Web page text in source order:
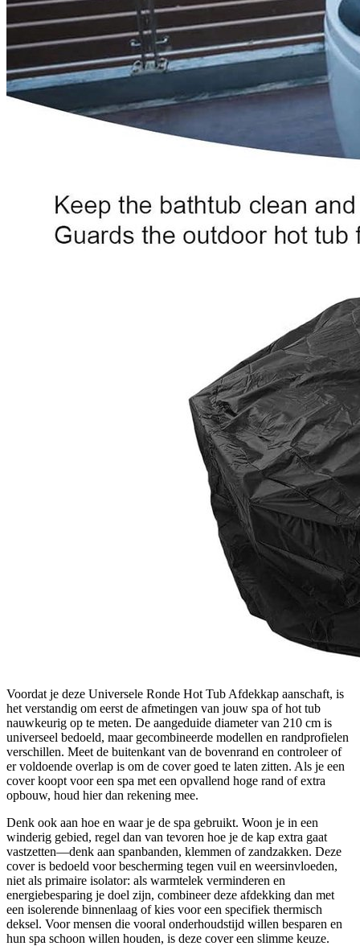
Voordat je deze Universele Ronde Hot Tub Afdekkap aanschaft, is
het verstandig om eerst de afmetingen van jouw spa of hot tub
nauwkeurig op te meten. De aangeduide diameter van 210 cm is
universeel bedoeld, maar gecombineerde modellen en randprofielen
verschillen. Meet de buitenkant van de bovenrand en controleer of
er voldoende overlap is om de cover goed te laten zitten. Als je een
cover koopt voor een spa met een opvallend hoge rand of extra
opbouw, houd hier dan rekening mee.
Denk ook aan hoe en waar je de spa gebruikt. Woon je in een
winderig gebied, regel dan van tevoren hoe je de kap extra gaat
vastzetten—denk aan spanbanden, klemmen of zandzakken. Deze
cover is bedoeld voor bescherming tegen vuil en weersinvloeden,
niet als primaire isolator: als warmtelek verminderen en
energiebesparing je doel zijn, combineer deze afdekking dan met
een isolerende binnenlaag of kies voor een specifiek thermisch
deksel. Voor mensen die vooral onderhoudstijd willen besparen en
hun spa schoon willen houden, is deze cover een slimme keuze.